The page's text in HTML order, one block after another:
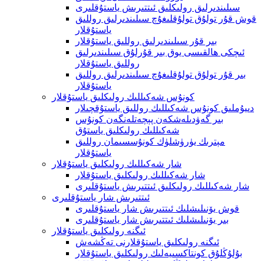
سىلىندىرلىق رولىكلىق ئىتتىرىش ياستۇقلىرى
قوش قۇر تولۇق تولۇقلىغۇچ سىلىندىرلىق روللىق
ياستۇقلار
بىر قۇر سىلىندىرلىق روللىق ياستۇقلار
ئىچكى ھالقىسى يوق بىر قۇرلۇق سىلىندىرلىق
روللىق ياستۇقلار
بىر قۇر تولۇق تولۇقلىغۇچ سىلىندىرلىق روللىق
ياستۇقلار
كونۇس شەكىللىك رولىكلىق ياستۇقلار
دىيۇملىق كونۇس شەكىللىك روللىق ياستۇقچىلار
بىر گەۋدىلەشكەن پېچەتلەنگەن كونۇس
شەكىللىك رولىكلىق ياستۇق
مېترىك يۈرۈشلۈك كونۇسسىمان روللىق
ياستۇقلار
شار شەكىللىك رولىكلىق ياستۇقلار
شار شەكىللىك رولىكلىق ياستۇقلار
شار شەكىللىك رولىكلىق ئىتتىرىش ياستۇقلىرى
ئىتتىرىش شار ياستۇقلىرى
قوش يۆنىلىشلىك ئىتتىرىش شار ياستۇقلىرى
بىر يۆنىلىشلىك ئىتتىرىش شار ياستۇقلىرى
ئىگنە رولىكلىق ياستۇقلار
ئىگنە رولىكلىق ياستۇقلارنى تەڭشەش
بۇلۇڭلۇق كونتاكسىيەلىك رولىكلىق ياستۇقلار